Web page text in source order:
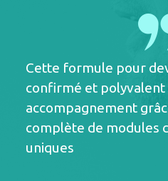
Cette formule pour
confirmé et polyvalent
accompagnement
complète de modules
uniques